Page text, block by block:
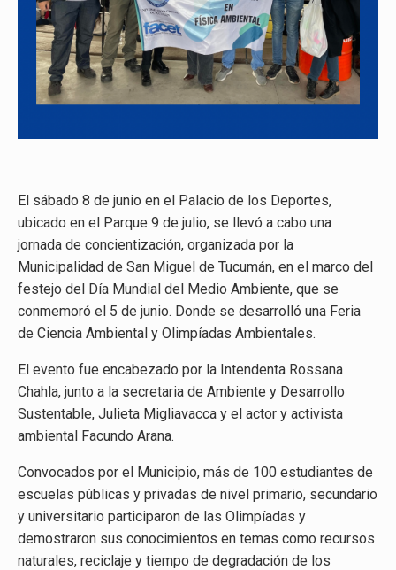
El sábado 8 de junio en el Palacio de los Deportes,
ubicado en el Parque 9 de julio, se llevó a cabo una
jornada de concientización, organizada por la
Municipalidad de San Miguel de Tucumán, en el marco del
festejo del Día Mundial del Medio Ambiente, que se
conmemoró el 5 de junio. Donde se desarrolló una Feria
de Ciencia Ambiental y Olimpíadas Ambientales.
El evento fue encabezado por la Intendenta Rossana
Chahla, junto a la secretaria de Ambiente y Desarrollo
Sustentable, Julieta Migliavacca y el actor y activista
ambiental Facundo Arana.
Convocados por el Municipio, más de 100 estudiantes de
escuelas públicas y privadas de nivel primario, secundario
y universitario participaron de las Olimpíadas y
demostraron sus conocimientos en temas como recursos
naturales, reciclaje y tiempo de degradación de los